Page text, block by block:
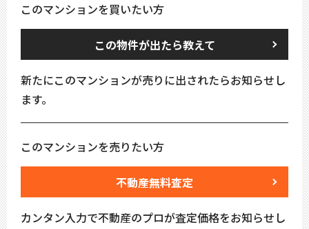
このマンションを買いたい方
この物件が出たら教えて
新たにこのマンションが売りに出されたらお知らせし
ます。
このマンションを売りたい方
不動産無料査定
カンタン入力で不動産のプロが査定価格をお知らせし